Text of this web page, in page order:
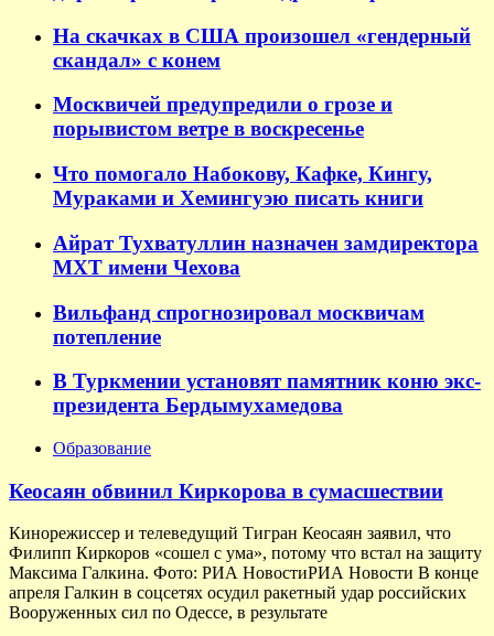
На скачках в США произошел «гендерный
скандал» с конем
Москвичей предупредили о грозе и
порывистом ветре в воскресенье
Что помогало Набокову, Кафке, Кингу,
Мураками и Хемингуэю писать книги
Айрат Тухватуллин назначен замдиректора
МХТ имени Чехова
Вильфанд спрогнозировал москвичам
потепление
В Туркмении установят памятник коню экс-
президента Бердымухамедова
Образование
Кеосаян обвинил Киркорова в сумасшествии
Кинорежиссер и телеведущий Тигран Кеосаян заявил, что
Филипп Киркоров «сошел с ума», потому что встал на защиту
Максима Галкина. Фото: РИА НовостиРИА Новости В конце
апреля Галкин в соцсетях осудил ракетный удар российских
Вооруженных сил по Одессе, в результате